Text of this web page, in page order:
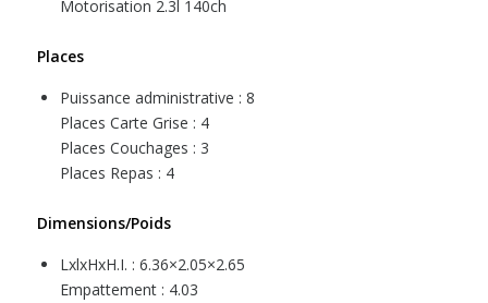
Motorisation 2.3l 140ch
Places
Puissance administrative : 8
Places Carte Grise : 4
Places Couchages : 3
Places Repas : 4
Dimensions/Poids
LxlxHxH.I. : 6.36×2.05×2.65
Empattement : 4.03